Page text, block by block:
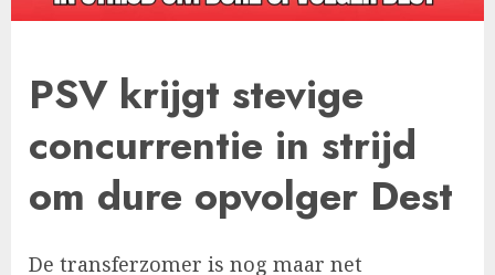
PSV krijgt stevige
concurrentie in strijd
om dure opvolger Dest
De transferzomer is nog maar net